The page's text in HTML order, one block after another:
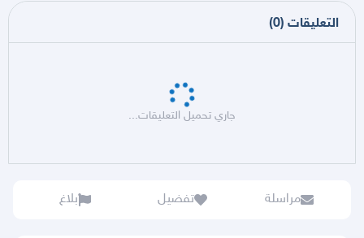
التعليقات (
0
)
جاري تحميل التعليقات...
مراسلة تفضيل بلاغ